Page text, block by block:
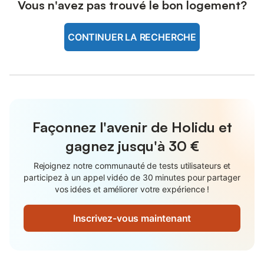
Vous n'avez pas trouvé le bon logement?
CONTINUER LA RECHERCHE
Façonnez l'avenir de Holidu et
gagnez jusqu'à 30 €
Rejoignez notre communauté de tests utilisateurs et
participez à un appel vidéo de 30 minutes pour partager
vos idées et améliorer votre expérience !
Inscrivez-vous maintenant